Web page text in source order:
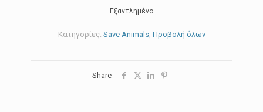
Εξαντλημένο
Κατηγορίες: Save Animals, Προβολή όλων
Share